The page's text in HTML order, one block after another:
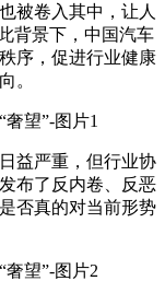
被卷入其中，让人
背景下，中国汽车
序，促进行业健康
。
益严重，但行业协
布了反内卷、反恶
否真的对当前形势